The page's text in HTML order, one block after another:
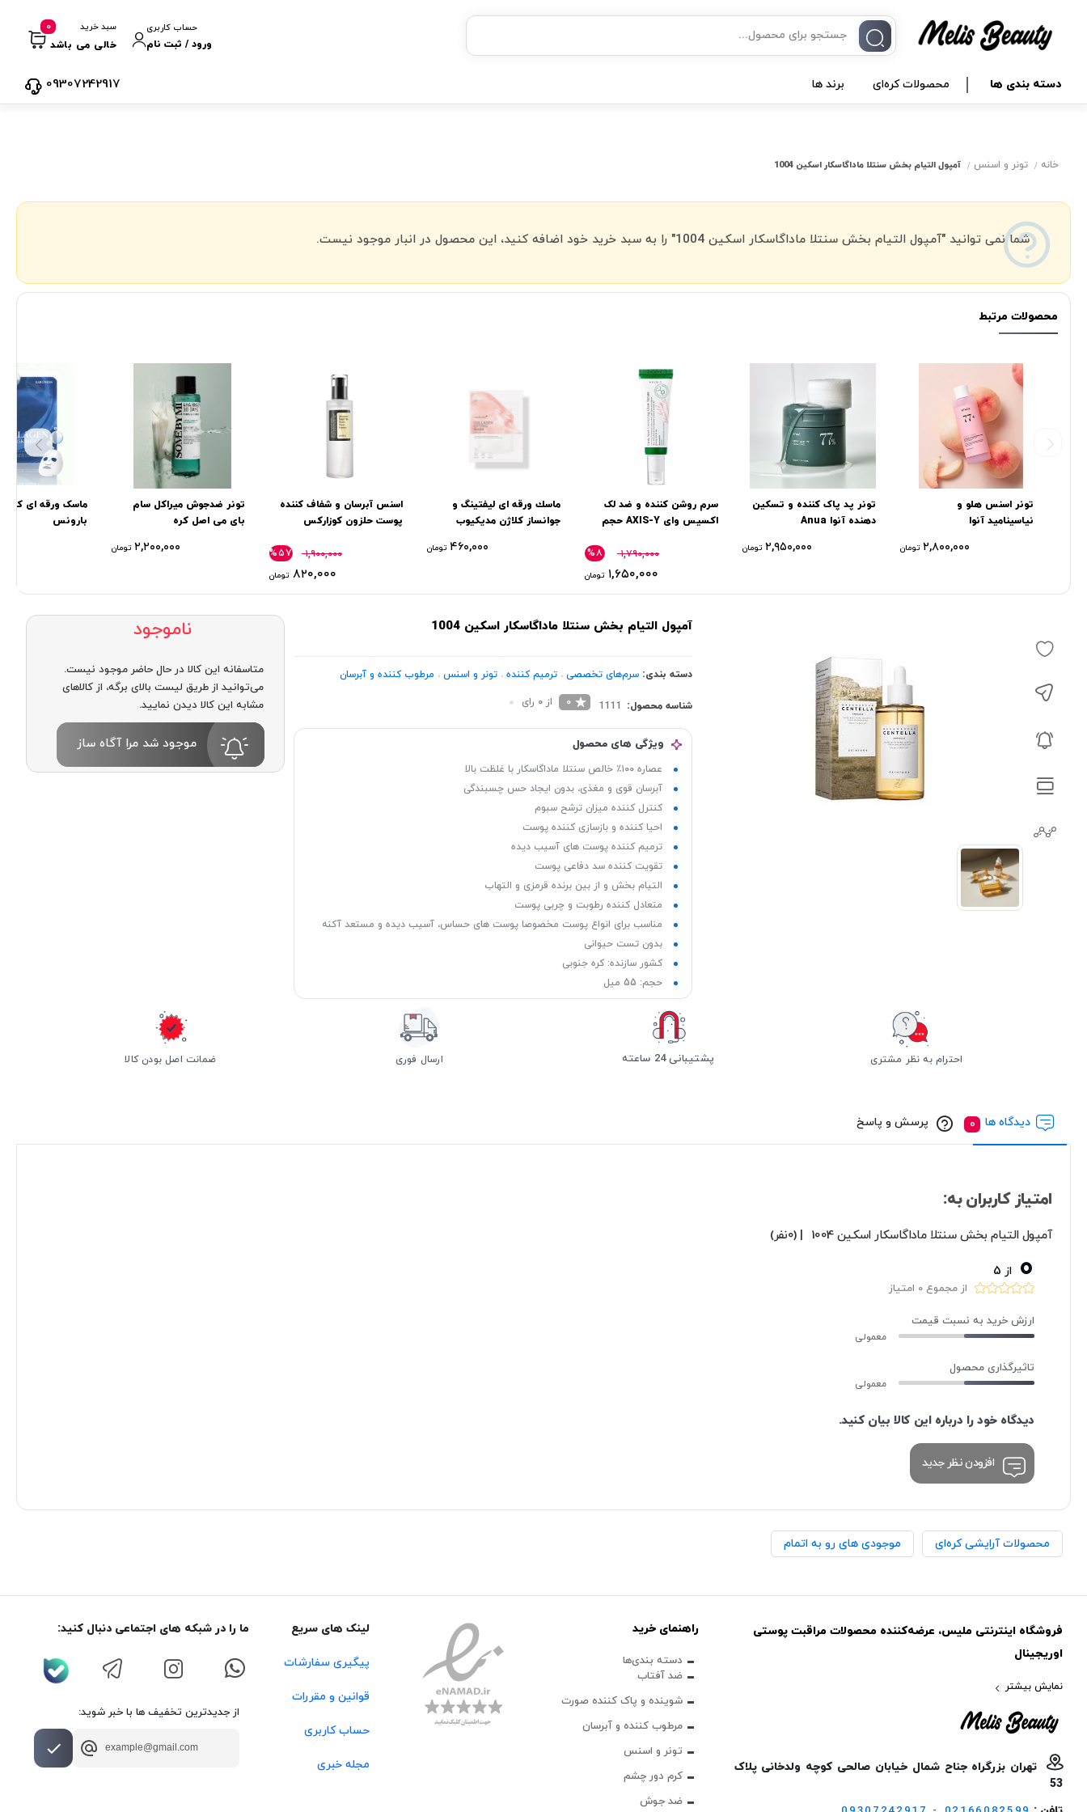
خرید قسطی با ترب‌پی
حساب کاربری
ورود / ثبت نام
سبد خرید
خالی می باشد
0
دسته بندی ها محصولات کره‌ای برند ها 09307242917
خانه تونر و اسنس آمپول التیام بخش سنتلا ماداگاسکار اسکین 1004
شما نمی توانید "آمپول التیام بخش سنتلا ماداگاسکار اسکین 1004" را به سبد خرید خود اضافه کنید، این محصول در انبار موجود نیست.
محصولات مرتبط
تونر اسنس هلو و
نیاسینامید آنوا
۲,۸۰۰,۰۰۰ تومان
تونر پد پاک کننده و تسکین
دهنده آنوا Anua
۲,۹۵۰,۰۰۰ تومان
سرم روشن‌ کننده و ضد لک
اکسیس وای AXIS-Y حجم
۱,۷۹۰,۰۰۰
۱,۶۵۰,۰۰۰ تومان
%۸
ماسك ورقه ای لیفتینگ و
جوانساز کلاژن مدیکیوب
۴۶۰,۰۰۰ تومان
اسنس آبرسان و شفاف کننده
پوست حلزون کوزارکس
۱,۹۰۰,۰۰۰
۸۲۰,۰۰۰ تومان
%۵۷
تونر ضدجوش میراکل سام
بای می اصل کره
۲,۲۰۰,۰۰۰ تومان
ماسک ورقه ای
بارونس
آمپول التیام بخش سنتلا ماداگاسکار اسکین 1004
دسته بندی: سرم‌های تخصصی ،ترمیم کننده ،تونر و اسنس ، مرطوب کننده و آبرسان
شناسه محصول: 1111
0 از 0 رای
ویژگی های محصول
عصاره ١٠٠٪؜ خالص سنتلا ماداگاسکار با غلظت بالا
آبرسان قوی و مغذی، بدون ایجاد حس چسبندگی
کنترل کننده میزان ترشح سبوم
احیا کننده و بازسازی کننده پوست
ترمیم کننده پوست های آسیب دیده
تقویت کننده سد دفاعى پوست
التیام بخش و از بین برنده قرمزی و التهاب
متعادل کننده رطوبت و چربی پوست
مناسب برای انواع پوست مخصوصا پوست های حساس، آسیب دیده و مستعد آکنه
بدون تست حیوانی
کشور سازنده: کره جنوبی
حجم: 55 میل
ناموجود
متاسفانه این کالا در حال حاضر موجود نیست.
می‌توانید از طریق لیست بالای برگه، از کالاهای
مشابه این کالا دیدن نمایید.
موجود شد مرا آگاه ساز
احترام به نظر مشتری پشتیبانی 24 ساعته ارسال فوری ضمانت اصل بودن کالا
دیدگاه ها پرسش و پاسخ
امتیاز کاربران به:
آمپول التیام بخش سنتلا ماداگاسکار اسکین 1004 | (0نفر)
0 از 5
از مجموع 0 امتیاز
ارزش خرید به نسبت قیمت
معمولی
تاثیرگذاری محصول
معمولی
دیدگاه خود را درباره این کالا بیان کنید.
افزودن نظر جدید
محصولات آرایشی کره‌ای موجودی های رو به اتمام
فروشگاه اینترنتی ملیس، عرضه‌کننده محصولات مراقبت پوستی
اوریجینال
نمایش بیشتر
تهران بزرگراه جناح شمال خیابان صالحی کوچه ولدخانی پلاک
53
راهنمای خرید
دسته بندی‌ها
ضد آفتاب
شوینده و پاک‌ کننده صورت
مرطوب کننده و آبرسان
تونر و اسنس
کرم دور چشم
ضد جوش
لینک های سریع
پیگیری سفارشات
قوانین و مقررات
حساب کاربری
مجله خبری
ما را در شبکه های اجتماعی دنبال کنید:
از جدیدترین تخفیف ها با خبر شوید: